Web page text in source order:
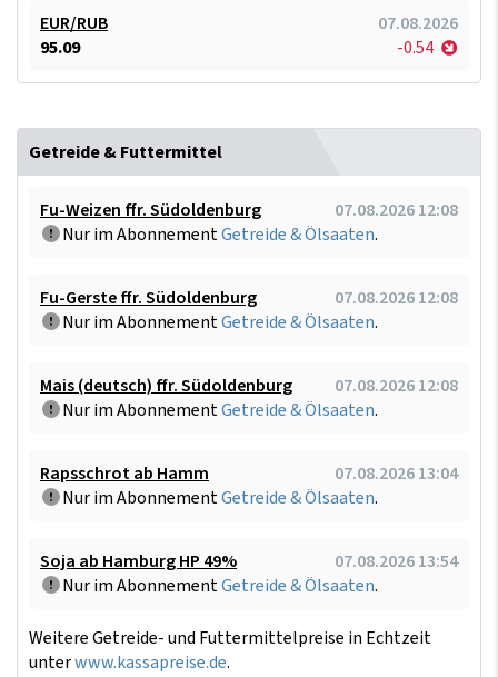
EUR/RUB
07.08.2026
95.09
-0.54
Getreide & Futtermittel
Fu-Weizen ffr. Südoldenburg
07.08.2026 12:08
Nur im AbonnementGetreide & Ölsaaten.
Fu-Gerste ffr. Südoldenburg
07.08.2026 12:08
Nur im AbonnementGetreide & Ölsaaten.
Mais (deutsch) ffr. Südoldenburg
07.08.2026 12:08
Nur im AbonnementGetreide & Ölsaaten.
Rapsschrot ab Hamm
07.08.2026 13:04
Nur im AbonnementGetreide & Ölsaaten.
Soja ab Hamburg HP 49%
07.08.2026 13:54
Nur im AbonnementGetreide & Ölsaaten.
Weitere Getreide- und Futtermittelpreise in Echtzeit
unterwww.kassapreise.de.